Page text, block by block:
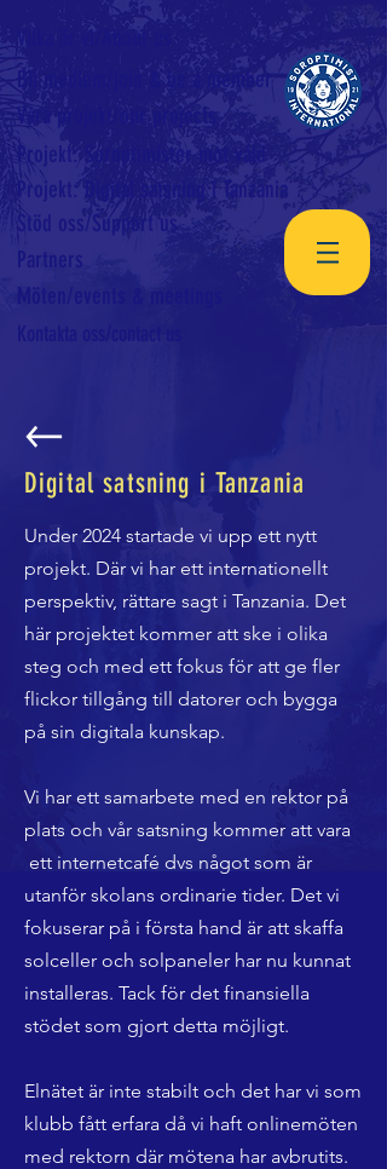
Vilka är vi/About us
Bli medlem/join & be a member
Våra projekt/our projects
Projekt: Soroptimister mot våld
Projekt: Digital satsning i Tanzania
Möten/events & meetings
Stöd oss/Support us
Partners
Digital satsning i Tanzania
Under 2024 startade vi upp ett nytt
projekt. Där vi har ett internationellt
perspektiv, rättare sagt i Tanzania. Det
här projektet kommer att ske i olika
steg och med ett fokus för att ge fler
flickor tillgång till datorer och bygga
på sin digitala kunskap.
Vi har ett samarbete med en rektor på
plats och vår satsning kommer att vara
ett internetcafé dvs något som är
utanför skolans ordinarie tider. Det vi
fokuserar på i första hand är att skaffa
solceller och solpaneler har nu kunnat
installeras. Tack för det finansiella
stödet som gjort detta möjligt.
Elnätet är inte stabilt och det har vi som
klubb fått erfara då vi haft onlinemöten
med rektorn där mötena har avbrutits.